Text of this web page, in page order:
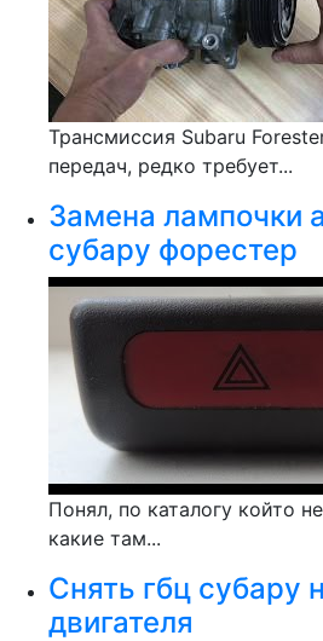
Трансмиссия Subaru
передач, редко требует...
Замена лампочки
субару форестер
Понял, по каталогу който
какие там...
Снять гбц субару
двигателя